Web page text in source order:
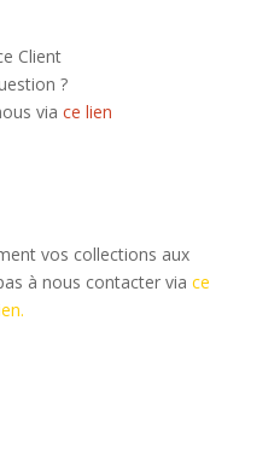
Client
?
via ce lien
vos collections aux
à nous contacter viace